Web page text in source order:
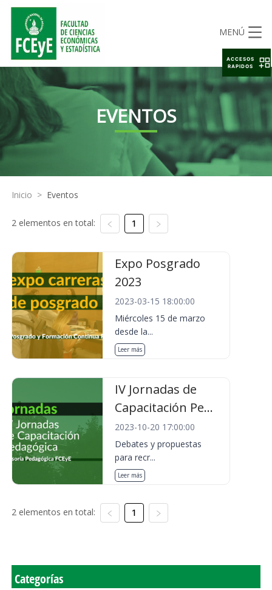
MENÚ
EVENTOS
Inicio > Eventos
2 elementos en total: 1
Expo Posgrado
2023
2023-03-15 18:00:00
Miércoles 15 de marzo
desde la...
Leer más
IV Jornadas de
Capacitación Pe...
2023-10-20 17:00:00
Debates y propuestas
para recr...
Leer más
2 elementos en total: 1
Categorías
ACCESOS
RAPIDOS